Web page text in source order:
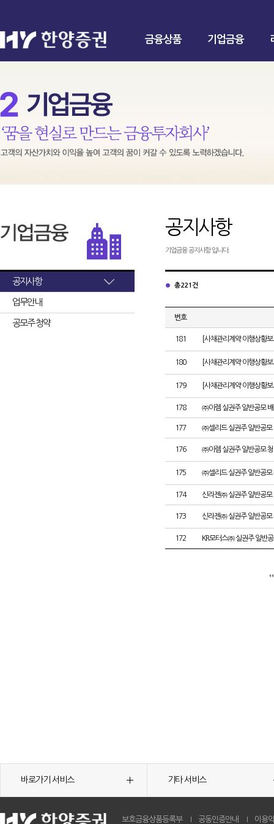
금융상품 기업금융
공지사항
업무안내
공모주 청약
공지사항
기업금융 공지사항 입니다.
총 221건
번호
181 [사채관리계약 이행상황
180 [사채관리계약 이행상황
179 [사채관리계약 이행상황
178 ㈜이렘 실권주 일반공모
177 ㈜셀리드 실권주 일반공모
176 ㈜이렘 실권주 일반공모
175 ㈜셀리드 실권주 일반공모
174 신라젠㈜ 실권주 일반공모
173 신라젠㈜ 실권주 일반공모
172 KR모터스㈜ 실권주 일반
바로가기 서비스 기타 서비스
보호금융상품등록부 공동인증안내 이용